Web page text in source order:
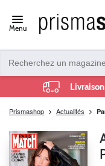
Open/close
navigation
Menu
Prismashop Actualités